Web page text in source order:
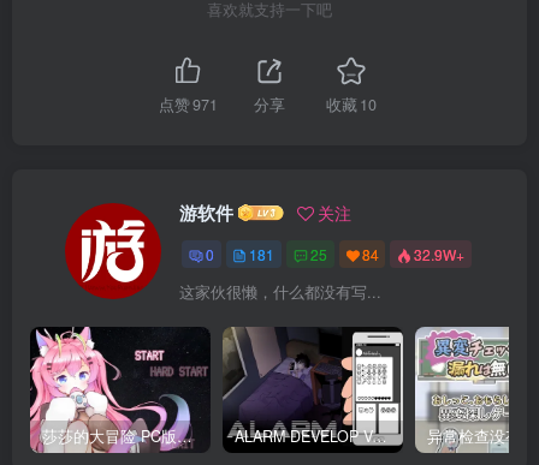
喜欢就支持一下吧
点赞971 分享 收藏10
游软件 关注
0 181 25 84 32.9W+
这家伙很懒，什么都没有写...
莎莎的大冒险 PC版下载 テレサちゃんミニゲーム! 莎莎あどべんちゃー ALARM DEVELOP Ver0.4 双端PC+JOI模拟器 深夜躲避继母手机聊天